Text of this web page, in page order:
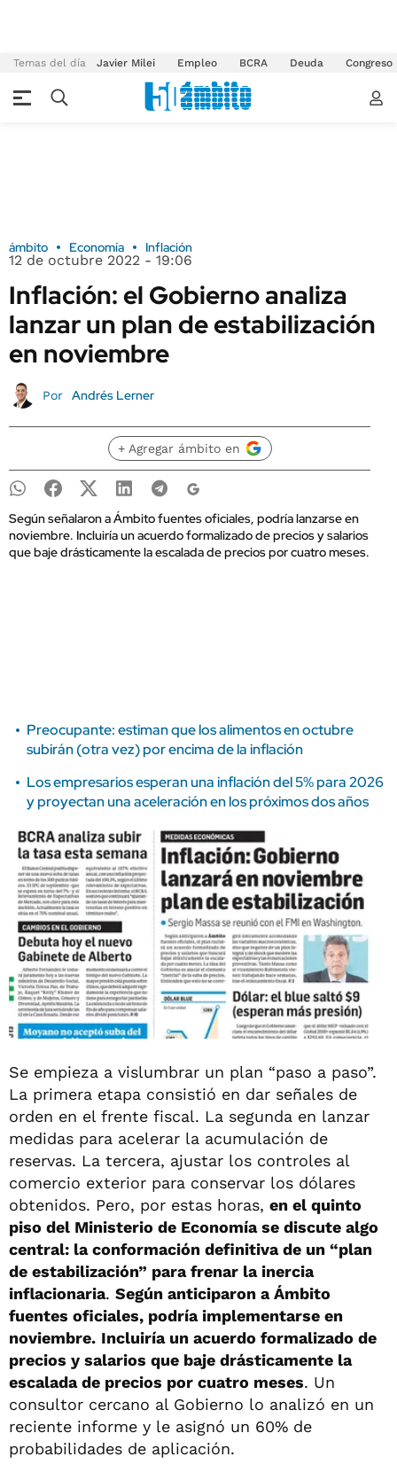
Temas del día Javier Milei Empleo BCRA Deuda Congreso
ámbito Economía Inflación
12 de octubre 2022 - 19:06
Inflación: el Gobierno analiza
lanzar un plan de estabilización
en noviembre
Por Andrés Lerner
+ Agregar ámbito en
Según señalaron a Ámbito fuentes oficiales, podría lanzarse en
noviembre. Incluiría un acuerdo formalizado de precios y salarios
que baje drásticamente la escalada de precios por cuatro meses.
Preocupante: estiman que los alimentos en octubre
subirán (otra vez) por encima de la inflación
Los empresarios esperan una inflación del 5% para 2026
y proyectan una aceleración en los próximos dos años
Se empieza a vislumbrar un plan “paso a paso”.
La primera etapa consistió en dar señales de
orden en el frente fiscal. La segunda en lanzar
medidas para acelerar la acumulación de
reservas. La tercera, ajustar los controles al
comercio exterior para conservar los dólares
obtenidos. Pero, por estas horas, en el quinto
piso del Ministerio de Economía se discute algo
central: la conformación definitiva de un “plan
de estabilización” para frenar la inercia
inflacionaria. Según anticiparon a Ámbito
fuentes oficiales, podría implementarse en
noviembre. Incluiría un acuerdo formalizado de
precios y salarios que baje drásticamente la
escalada de precios por cuatro meses. Un
consultor cercano al Gobierno lo analizó en un
reciente informe y le asignó un 60% de
probabilidades de aplicación.